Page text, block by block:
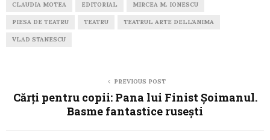
CLAUDIA MOTEA EDITORIAL MIRCEA M. IONESCU
PIESA DE TEATRU TEATRU TEATRUL ARTE DELL’ANIMA
VLAD STANESCU
PREVIOUS POST
Cărți pentru copii: Pana lui Finist Șoimanul.
Basme fantastice rusești